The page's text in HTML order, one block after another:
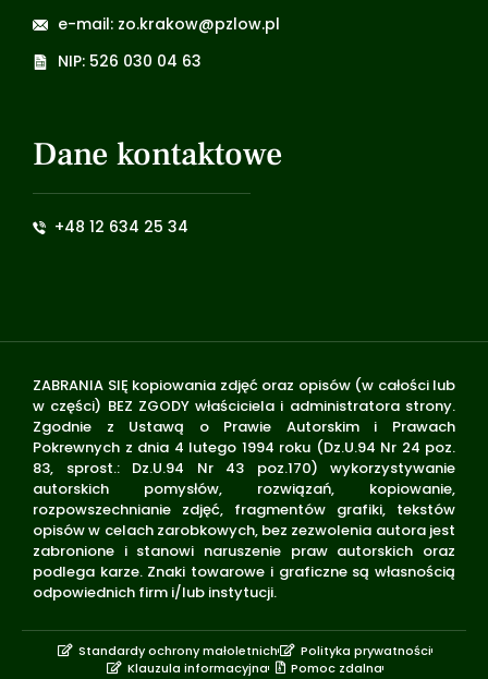
e-mail: zo.krakow@pzlow.pl
NIP: 526 030 04 63
Dane kontaktowe
+48 12 634 25 34
ZABRANIA SIĘ kopiowania zdjęć oraz opisów (w całości lub
w części) BEZ ZGODY właściciela i administratora strony.
Zgodnie z Ustawą o Prawie Autorskim i Prawach
Pokrewnych z dnia 4 lutego 1994 roku (Dz.U.94 Nr 24 poz.
83, sprost.: Dz.U.94 Nr 43 poz.170) wykorzystywanie
autorskich pomysłów, rozwiązań, kopiowanie,
rozpowszechnianie zdjęć, fragmentów grafiki, tekstów
opisów w celach zarobkowych, bez zezwolenia autora jest
zabronione i stanowi naruszenie praw autorskich oraz
podlega karze. Znaki towarowe i graficzne są własnością
odpowiednich firm i/lub instytucji.
Standardy ochrony małoletnich
Polityka prywatności
Klauzula informacyjna
Pomoc zdalna